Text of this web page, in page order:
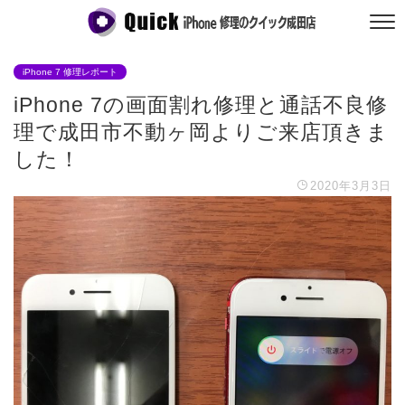
iPhone 7 修理レポート
iPhone 7の画面割れ修理と通話不良修
理で成田市不動ヶ岡よりご来店頂きま
した！
2020年3月3日